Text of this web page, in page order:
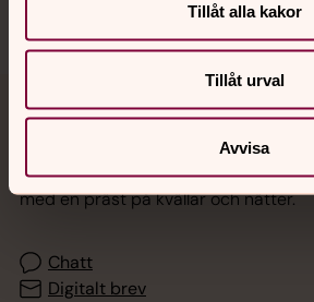
Tillåt alla kakor
Tillåt urval
Avvisa
Jourhavande präst
Akut samtals- och krisstöd. Prata
med en präst på kvällar och nätter.
Chatt
Digitalt brev